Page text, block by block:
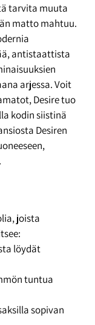
tarvita muuta
matto mahtuu.
antistaattista
arjessa. Voit
Desire tuo
kodin siistinä
Desiren
joista
löydät
tuntua
sopivan